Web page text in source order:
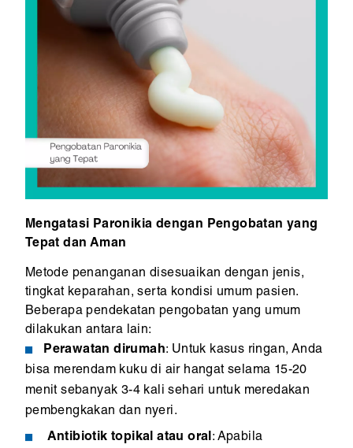
Mengatasi Paronikia dengan Pengobatan yang
Tepat dan Aman
Metode penanganan disesuaikan dengan jenis,
tingkat keparahan, serta kondisi umum pasien.
Beberapa pendekatan pengobatan yang umum
dilakukan antara lain:
Perawatan dirumah: Untuk kasus ringan, Anda
bisa merendam kuku di air hangat selama 15-20
menit sebanyak 3-4 kali sehari untuk meredakan
pembengkakan dan nyeri.
Antibiotik topikal atau oral: Apabila